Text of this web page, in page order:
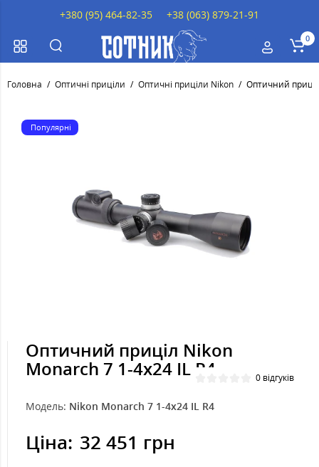
0
Головна Оптичні приціли Оптичні приціли Nikon Оптичний
Популярні
Оптичний приціл Nikon
Monarch 7 1-4x24 IL R4 0 відгуків
Модель: Nikon Monarch 7 1-4x24 IL R4
Ціна: 32 451 грн
+380 (95) 464-82-35 +38 (063) 879-21-91